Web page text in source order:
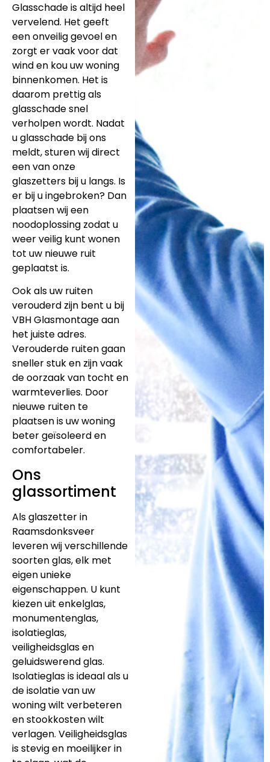
Glasschade is altijd heel
vervelend. Het geeft
een onveilig gevoel en
zorgt er vaak voor dat
wind en kou uw woning
binnenkomen. Het is
daarom prettig als
glasschade snel
verholpen wordt. Nadat
u glasschade bij ons
meldt, sturen wij direct
een van onze
glaszetters bij u langs. Is
er bij u ingebroken? Dan
plaatsen wij een
noodoplossing zodat u
weer veilig kunt wonen
tot uw nieuwe ruit
geplaatst is.
Ook als uw ruiten
verouderd zijn bent u bij
VBH Glasmontage aan
het juiste adres.
Verouderde ruiten gaan
sneller stuk en zijn vaak
de oorzaak van tocht en
warmteverlies. Door
nieuwe ruiten te
plaatsen is uw woning
beter geïsoleerd en
comfortabeler.
Ons
glassortiment
Als glaszetter in
Raamsdonksveer
leveren wij verschillende
soorten glas, elk met
eigen unieke
eigenschappen. U kunt
kiezen uit enkelglas,
monumentenglas,
isolatieglas,
veiligheidsglas en
geluidswerend glas.
Isolatieglas is ideaal als u
de isolatie van uw
woning wilt verbeteren
en stookkosten wilt
verlagen. Veiligheidsglas
is stevig en moeilijker in